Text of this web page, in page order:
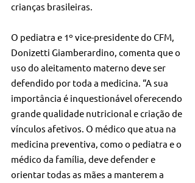
crianças brasileiras.
O pediatra e 1º vice-presidente do CFM,
Donizetti Giamberardino, comenta que o
uso do aleitamento materno deve ser
defendido por toda a medicina. “A sua
importância é inquestionável oferecendo
grande qualidade nutricional e criação de
vínculos afetivos. O médico que atua na
medicina preventiva, como o pediatra e o
médico da família, deve defender e
orientar todas as mães a manterem a